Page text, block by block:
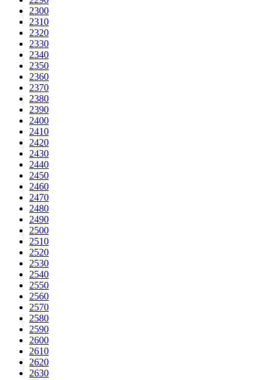
2300
2310
2320
2330
2340
2350
2360
2370
2380
2390
2400
2410
2420
2430
2440
2450
2460
2470
2480
2490
2500
2510
2520
2530
2540
2550
2560
2570
2580
2590
2600
2610
2620
2630